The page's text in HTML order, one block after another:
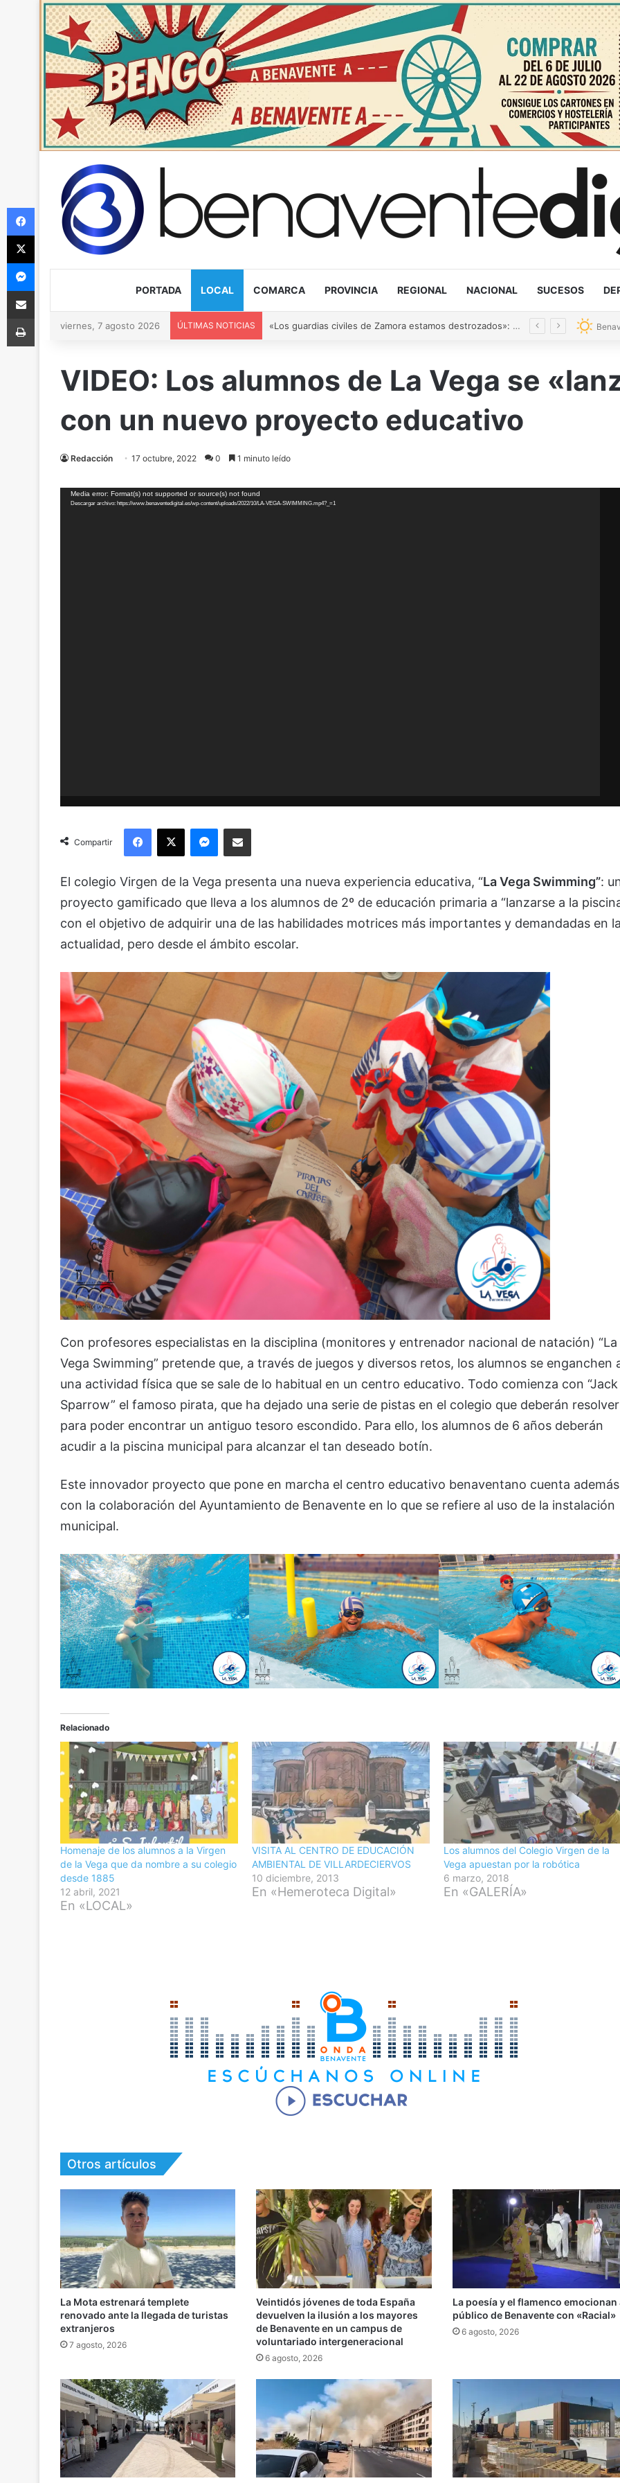
PORTADA LOCAL COMARCA PROVINCIA REGIONAL NACIONAL SUCESOS
viernes, 7 agosto 2026 ÚLTIMAS NOTICIAS La Mota estrenará templete renovado ante la llegada de turistas extranjeros
VIDEO: Los alumnos de La Vega se
con un nuevo proyecto educativo
Redacción 17 octubre, 2022 0 1 minuto leído
Reproductor
Media error: Format(s) not supported or source(s) not found
Descargar archivo: https://www.benaventedigital.es/wp-content/uploads/2022/10/LA-VEGA-SWIMMING.mp4?_=1
Compartir
Facebook
X Messenger
Compartir via Email
El colegio Virgen de la Vega presenta una nueva experiencia educativa, “La Vega Swimming”:
proyecto gamificado que lleva a los alumnos de 2º de educación primaria a “lanzarse a la
con el objetivo de adquirir una de las habilidades motrices más importantes y demandadas en
actualidad, pero desde el ámbito escolar.
Con profesores especialistas en la disciplina (monitores y entrenador nacional de natación) “La
Vega Swimming” pretende que, a través de juegos y diversos retos, los alumnos se enganchen
una actividad física que se sale de lo habitual en un centro educativo. Todo comienza con “Jack
Sparrow” el famoso pirata, que ha dejado una serie de pistas en el colegio que deberán resolver
para poder encontrar un antiguo tesoro escondido. Para ello, los alumnos de 6 años deberán
acudir a la piscina municipal para alcanzar el tan deseado botín.
Este innovador proyecto que pone en marcha el centro educativo benaventano cuenta además
con la colaboración del Ayuntamiento de Benavente en lo que se refiere al uso de la instalación
municipal.
Relacionado
Homenaje de los alumnos a la Virgen
de la Vega que da nombre a su colegio
desde 1885
12 abril, 2021
En «LOCAL»
VISITA AL CENTRO DE EDUCACIÓN
AMBIENTAL DE VILLARDECIERVOS
10 diciembre, 2013
En «Hemeroteca Digital»
Los alumnos del Colegio Virgen de la
Vega apuestan por la robótica
6 marzo, 2018
En «GALERÍA»
Otros artículos
La Mota estrenará templete
renovado ante la llegada de turistas
extranjeros
7 agosto, 2026
Veintidós jóvenes de toda España
devuelven la ilusión a los mayores
de Benavente en un campus de
voluntariado intergeneracional
6 agosto, 2026
La poesía y el flamenco emocionan
público de Benavente con «Racial»
6 agosto, 2026
Facebook
X
Messenger
Compartir via Email